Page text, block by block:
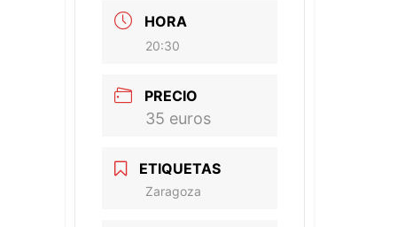
HORA
20:30
PRECIO
35 euros
ETIQUETAS
Zaragoza